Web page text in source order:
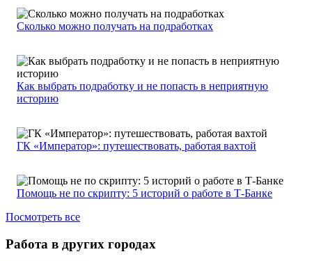
Сколько можно получать на подработках
Как выбрать подработку и не попасть в неприятную
историю
ГК «Император»: путешествовать, работая вахтой
Помощь не по скрипту: 5 историй о работе в Т-Банке
Посмотреть все
Работа в других городах